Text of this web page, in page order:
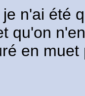
n'ai été
qu'on
en